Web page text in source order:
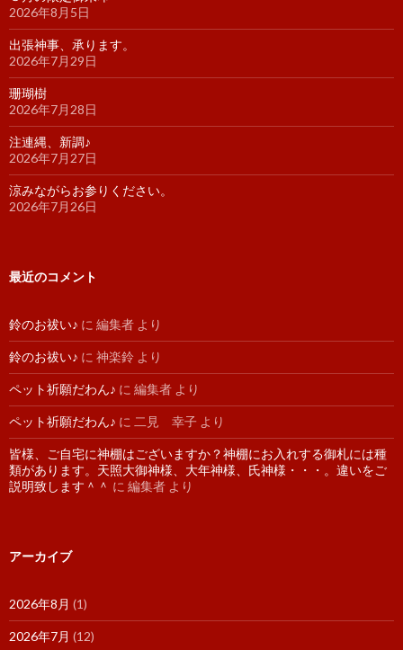
2026年8月5日
出張神事、承ります。
2026年7月29日
珊瑚樹
2026年7月28日
注連縄、新調♪
2026年7月27日
涼みながらお参りください。
2026年7月26日
最近のコメント
鈴のお祓い♪ に 編集者 より
鈴のお祓い♪ に 神楽鈴 より
ペット祈願だわん♪ に 編集者 より
ペット祈願だわん♪ に 二見 幸子 より
皆様、ご自宅に神棚はございますか？神棚にお入れする御札には種
類があります。天照大御神様、大年神様、氏神様・・・。違いをご
説明致します＾＾ に 編集者 より
アーカイブ
2026年8月 (1)
2026年7月 (12)